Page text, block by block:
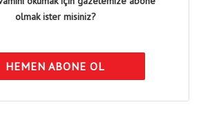
olmak ister misiniz?
HEMEN ABONE OL